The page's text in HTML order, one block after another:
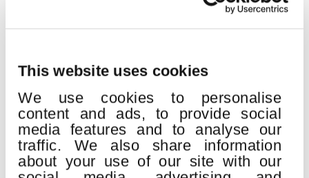
This website uses cookies
We use cookies to personalise
content and ads, to provide social
media features and to analyse our
traffic. We also share information
about your use of our site with our
Related events
19
AUG
2026